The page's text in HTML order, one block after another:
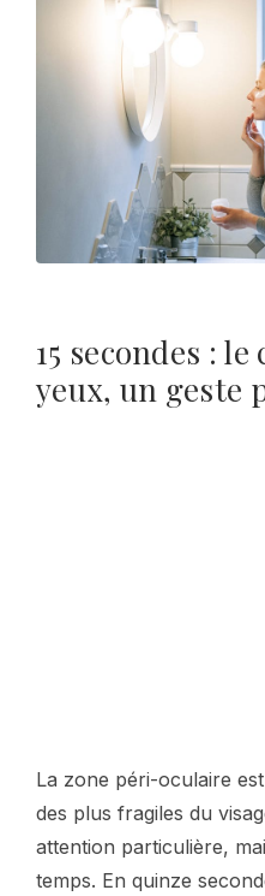
15 secondes :
yeux, un geste
La zone péri-oculaire
des plus fragiles du
attention particulière,
temps. En quinze